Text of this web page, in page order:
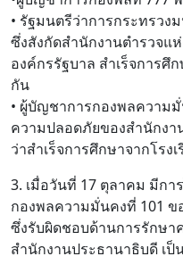
• รัฐมนตรีว่าการกระทรว
ซึ่งสังกัดสำนักงานตำรวจ
องค์กรรัฐบาล สำเร็จการศึ
กัน
• ผู้บัญชาการกองพลความ
ความปลอดภัยของสำนักง
ว่าสำเร็จการศึกษาจากโร
3. เมื่อวันที่ 17 ตุลาคม มีก
กองพลความมั่นคงที่ 101
ซึ่งรับผิดชอบด้านการรักษ
สำนักงานประธานาธิบดี เป็